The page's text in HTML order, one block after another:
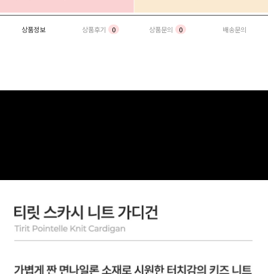
상품정보 상품후기 0 상품문의 0 배송문의